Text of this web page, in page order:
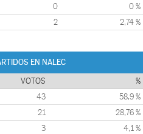
0 0 %
2 2,74 %
EN NALEC
VOTOS %
43 58,9 %
21 28,76 %
3 4,1 %